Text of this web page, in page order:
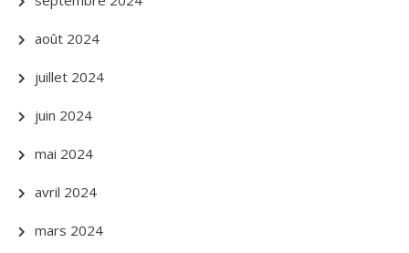
août 2024
juillet 2024
juin 2024
mai 2024
avril 2024
mars 2024